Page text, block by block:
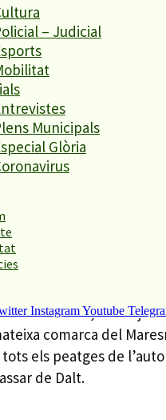
– Judicial
Municipals
Glòria
InstagramYoutube
de descomptes, que
s’aplicarà per a
a vehicles ocupats per
i l’últim 20% per a
mensuals.
comencin les obres de
la N2, els
del nombre de
i l’últim 25% per
També mentre es
carretera, els
comarca del
els peatges de
de Dalt.